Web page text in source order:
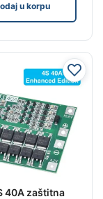
u korpu
40A zaštitna